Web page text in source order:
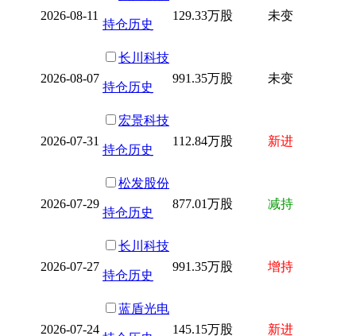
2026-08-11
持仓历史
129.33万股 未变
2026-08-07
长川科技
持仓历史
991.35万股 未变
2026-07-31
宏景科技
持仓历史
112.84万股 新进
2026-07-29
松发股份
持仓历史
877.01万股 减持
2026-07-27
长川科技
持仓历史
991.35万股 增持
2026-07-24
蓝盾光电
145.15万股 新进